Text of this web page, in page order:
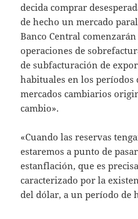
decida comprar
de hecho un mercado
Banco Central
operaciones de
de subfacturación de
habituales en los
mercados cambiarios
cambio».
«Cuando las reservas
estaremos a punto de
estanflación, que es
caracterizado por la
del dólar, a un período de